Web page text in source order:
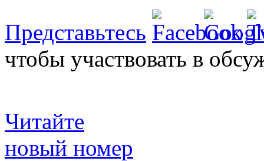
Представьтесь
чтобы участвовать в
Читайте
новый номер